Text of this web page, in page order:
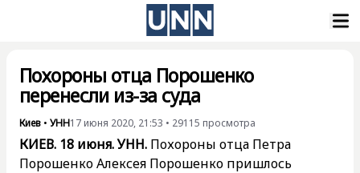
Похороны отца Порошенко
перенесли из-за суда
Киев • УНН17 июня 2020, 21:53 • 29115 просмотра
КИЕВ. 18 июня. УНН. Похороны отца Петра
Порошенко Алексея Порошенко пришлось